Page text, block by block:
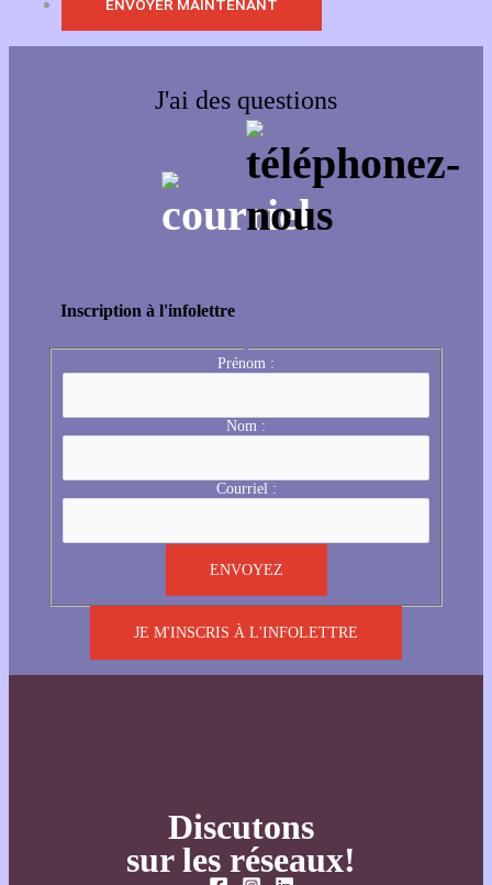
J'ai des questions
Inscription à l'infolettre
Prénom :
Nom :
Courriel :
JE M'INSCRIS À L'INFOLETTRE
Discutons
sur les réseaux!